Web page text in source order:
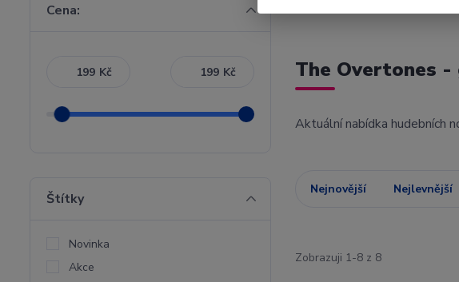
The Overtones -
Aktuální nabídka hudebních
Nejnovější Nejlevnější
Zobrazuji 1-8 z 8
Cena:
Kč Kč
Štítky
Novinka
Akce